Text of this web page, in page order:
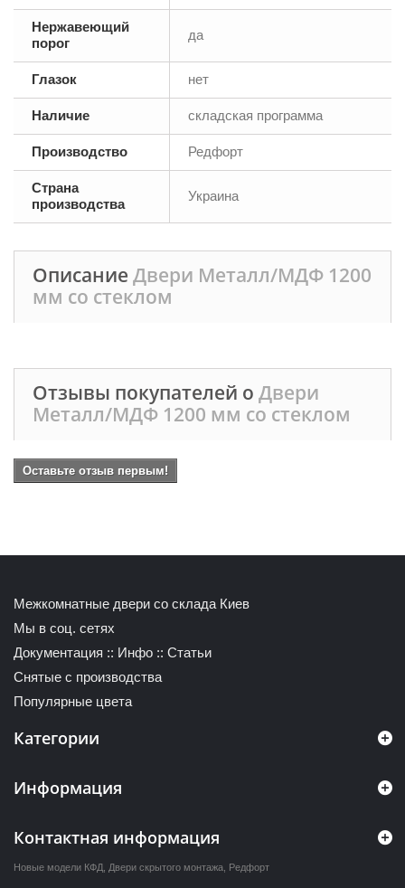
Нержавеющий
порог
да
Глазок нет
Наличие складская программа
Производство Редфорт
Страна
производства
Украина
Описание Двери Металл/МДФ 1200
мм со стеклом
Отзывы покупателей о Двери
Металл/МДФ 1200 мм со стеклом
Оставьте отзыв первым!
Межкомнатные двери со склада Киев
Мы в соц. сетях
Документация :: Инфо :: Статьи
Снятые с производства
Популярные цвета
Категории
Информация
Контактная информация
Новые модели КФД Двери скрытого монтажа Редфорт